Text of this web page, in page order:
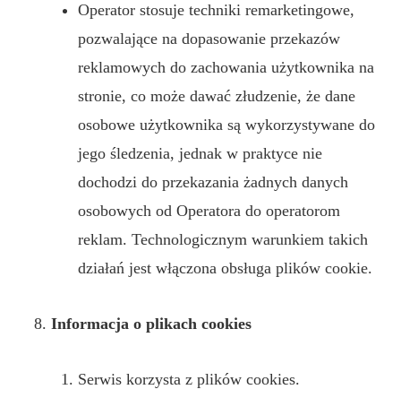
Operator stosuje techniki remarketingowe,
pozwalające na dopasowanie przekazów
reklamowych do zachowania użytkownika na
stronie, co może dawać złudzenie, że dane
osobowe użytkownika są wykorzystywane do
jego śledzenia, jednak w praktyce nie
dochodzi do przekazania żadnych danych
osobowych od Operatora do operatorom
reklam. Technologicznym warunkiem takich
działań jest włączona obsługa plików cookie.
Informacja o plikach cookies
Serwis korzysta z plików cookies.